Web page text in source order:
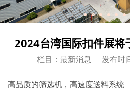
2024台湾国际扣件展将
栏目：最新消息 发布时
高品质的筛选机，高速度送料系统